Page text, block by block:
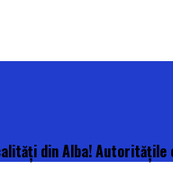
din Alba! Autoritățile